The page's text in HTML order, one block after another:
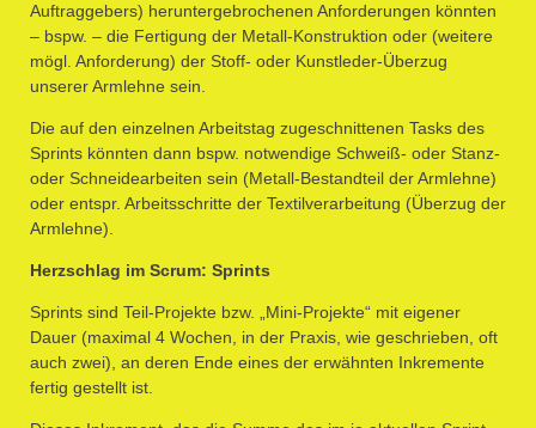
Auftraggebers) heruntergebrochenen Anforderungen könnten
– bspw. – die Fertigung der Metall-Konstruktion oder (weitere
mögl. Anforderung) der Stoff- oder Kunstleder-Überzug
unserer Armlehne sein.
Die auf den einzelnen Arbeitstag zugeschnittenen Tasks des
Sprints könnten dann bspw. notwendige Schweiß- oder Stanz-
oder Schneidearbeiten sein (Metall-Bestandteil der Armlehne)
oder entspr. Arbeitsschritte der Textilverarbeitung (Überzug der
Armlehne).
Herzschlag im Scrum: Sprints
Sprints sind Teil-Projekte bzw. „Mini-Projekte“ mit eigener
Dauer (maximal 4 Wochen, in der Praxis, wie geschrieben, oft
auch zwei), an deren Ende eines der erwähnten Inkremente
fertig gestellt ist.